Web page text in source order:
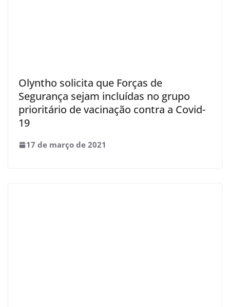
Olyntho solicita que Forças de
Segurança sejam incluídas no grupo
prioritário de vacinação contra a Covid-
19
17 de março de 2021